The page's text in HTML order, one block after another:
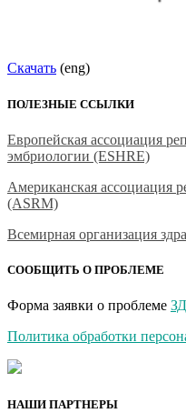
Скачать (eng)
ПОЛЕЗНЫЕ ССЫЛКИ
Европейская ассоциация
эмбриологии (ESHRE)
Американская ассоциация
(ASRM)
Всемирная организация
СООБЩИТЬ О ПРОБЛЕМЕ
Форма заявки о проблеме
Политика обработки
НАШИ ПАРТНЕРЫ